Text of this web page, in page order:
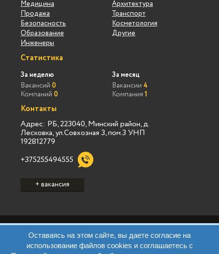
Оставаясь на этом сайте, вы даете согласие на
использование файлов cookies и соглашаетесь с
Медицина
Продажа
Безопасность
Образование
Инженеры
Архитектура
Транспорт
Косметология
Другие
Статистика
За неделю
Вакансий 0
Компаний 0
За месяц
Вакансии 4
Компания 1
Контакты
Адрес: РБ, 223040, Минский район, д.
Лесковка, ул.Совхозная 3, пом.3 УНП
192812779
+375255494555
+ вакансия
Пользовательское соглашение Vialink
Политика конфиденциальности Виа Марк